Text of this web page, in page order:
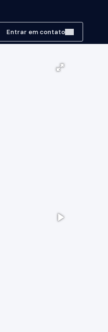
Entrar em contato